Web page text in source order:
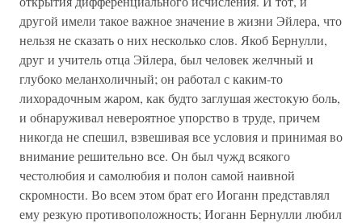
другой имели такое важное значение в жизни Эйлера, что
нельзя не сказать о них несколько слов. Якоб Бернулли,
друг и учитель отца Эйлера, был человек желчный и
глубоко меланхоличный; он работал с каким-то
лихорадочным жаром, как будто заглушая жестокую боль,
и обнаруживал невероятное упорство в труде, причем
никогда не спешил, взвешивая все условия и принимая во
внимание решительно все. Он был чужд всякого
честолюбия и самолюбия и полон самой наивной
скромности. Во всем этом брат его Иоганн представлял
ему резкую противоположность; Иоганн Бернулли любил